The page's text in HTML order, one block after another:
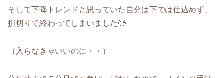
そして下降トレンドと思っていた自分は下では仕込めず、
損切りで終わってしまいました🥲
（入らなきゃいいのに・・）